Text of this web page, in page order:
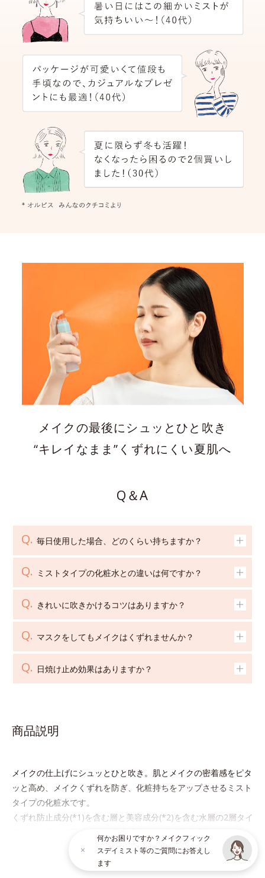
メイクの最後にシュッとひと吹き
“キレイなまま”くずれにくい夏肌へ
Q＆A
毎日使用した場合、どのくらい持ちますか？
ミストタイプの化粧水との違いは何ですか？
きれいに吹きかけるコツはありますか？
マスクをしてもメイクはくずれませんか？
日焼け止め効果はありますか？
商品説明
メイクの仕上げにシュッとひと吹き。肌とメイクの密着感をピタ
ッと高め、メイクくずれを防ぎ、化粧持ちをアップさせるミスト
タイプの化粧水です。
くずれ防止成分(*1)を含む層と美容成分(*2)を含む水層の2層タイ
プ。よく振って混ぜると、美容成分がくずれ防止成分を包み込
み、メイクの上にピタッと密着。くずれ防止成分が汗・水・皮脂
をはじきながら、美容成分がうるおいをキープ。Wの機能でメイ
続きを見る
何かお困りですか？メイクフィック
スデイミスト等のご質問にお答えし
ます